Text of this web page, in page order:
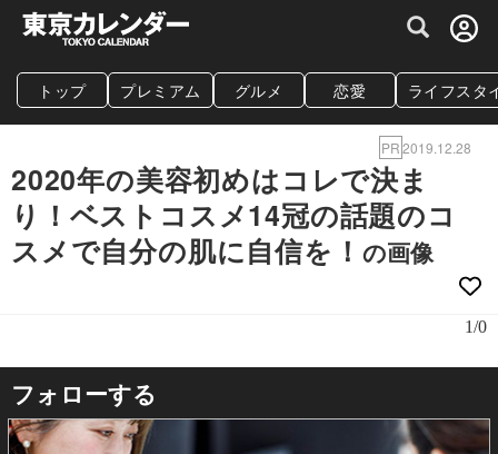
グルメ情報・プレミアムレストラン予約
トップ プレミアム グルメ 恋愛 ライフスタ
PR2019.12.28
2020年の美容初めはコレで決ま
り！ベストコスメ14冠の話題のコ
スメで自分の肌に自信を！ の画像
1/0
フォローする